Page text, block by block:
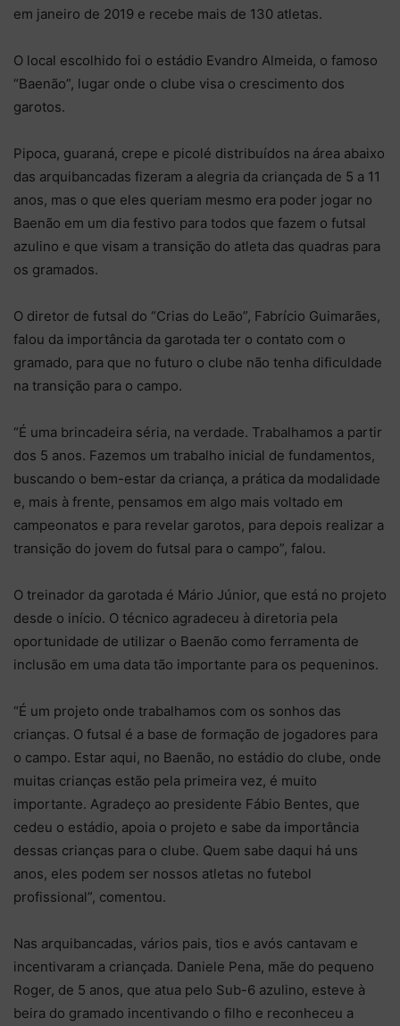
em janeiro de 2019 e recebe mais de 130 atletas.
O local escolhido foi o estádio Evandro Almeida, o famoso
“Baenão”, lugar onde o clube visa o crescimento dos
garotos.
Pipoca, guaraná, crepe e picolé distribuídos na área abaixo
das arquibancadas fizeram a alegria da criançada de 5 a 11
anos, mas o que eles queriam mesmo era poder jogar no
Baenão em um dia festivo para todos que fazem o futsal
azulino e que visam a transição do atleta das quadras para
os gramados.
O diretor de futsal do “Crias do Leão”, Fabrício Guimarães,
falou da importância da garotada ter o contato com o
gramado, para que no futuro o clube não tenha dificuldade
na transição para o campo.
“É uma brincadeira séria, na verdade. Trabalhamos a partir
dos 5 anos. Fazemos um trabalho inicial de fundamentos,
buscando o bem-estar da criança, a prática da modalidade
e, mais à frente, pensamos em algo mais voltado em
campeonatos e para revelar garotos, para depois realizar a
transição do jovem do futsal para o campo”, falou.
O treinador da garotada é Mário Júnior, que está no projeto
desde o início. O técnico agradeceu à diretoria pela
oportunidade de utilizar o Baenão como ferramenta de
inclusão em uma data tão importante para os pequeninos.
“É um projeto onde trabalhamos com os sonhos das
crianças. O futsal é a base de formação de jogadores para
o campo. Estar aqui, no Baenão, no estádio do clube, onde
muitas crianças estão pela primeira vez, é muito
importante. Agradeço ao presidente Fábio Bentes, que
cedeu o estádio, apoia o projeto e sabe da importância
dessas crianças para o clube. Quem sabe daqui há uns
anos, eles podem ser nossos atletas no futebol
profissional”, comentou.
Nas arquibancadas, vários pais, tios e avós cantavam e
incentivaram a criançada. Daniele Pena, mãe do pequeno
Roger, de 5 anos, que atua pelo Sub-6 azulino, esteve à
beira do gramado incentivando o filho e reconheceu a